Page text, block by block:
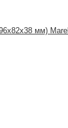
мм) Marel